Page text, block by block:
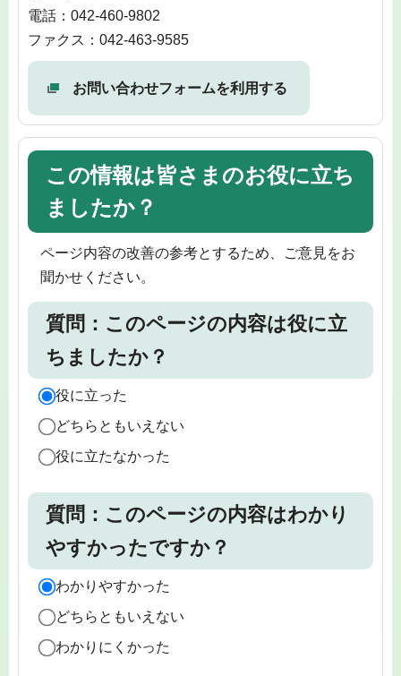
電話：042-460-9802
ファクス：042-463-9585
お問い合わせフォームを利用する
この情報は皆さまのお役に立ち
ましたか？
ページ内容の改善の参考とするため、ご意見をお
聞かせください。
質問：このページの内容は役に立
ちましたか？
役に立った
どちらともいえない
役に立たなかった
質問：このページの内容はわかり
やすかったですか？
わかりやすかった
どちらともいえない
わかりにくかった